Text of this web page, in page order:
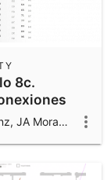
8c.
JM Arranz, JA Mora, M Sada y R Losada